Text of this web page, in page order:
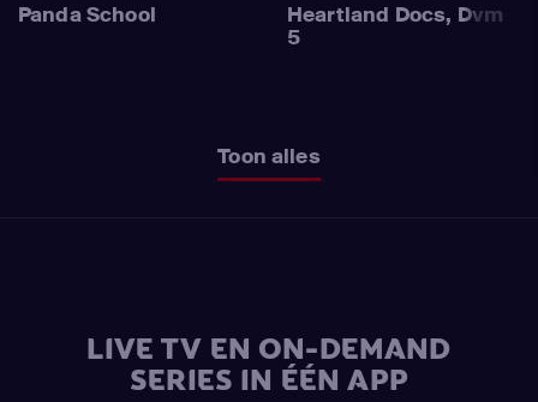
Panda School
Heartland Docs, Dvm
5
Toon alles
LIVE TV EN ON-DEMAND
SERIES IN ÉÉN APP